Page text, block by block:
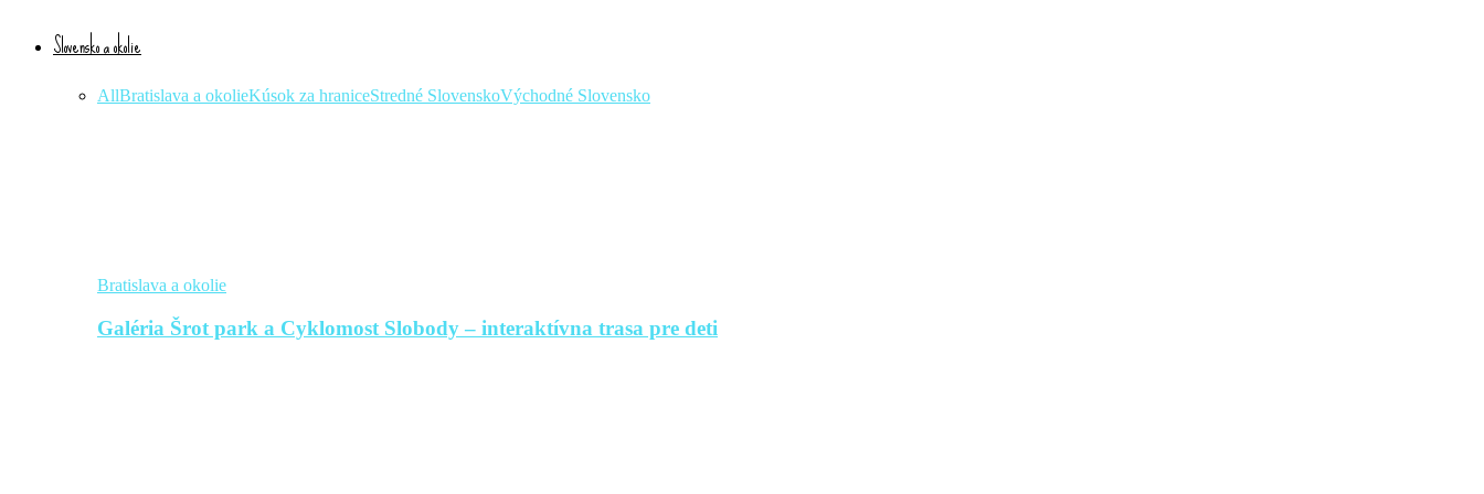
Slovensko a okolie
AllBratislava a okolieKúsok za hraniceStredné SlovenskoVýchodné Slovensko
Bratislava a okolie
Galéria Šrot park a Cyklomost Slobody – interaktívna trasa pre deti